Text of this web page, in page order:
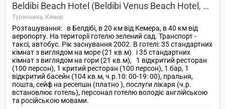
Beldibi Beach Hotel (Beldibi Venus Beach Hotel, Larissa Inn)
Туреччина, Кемер
Розташування: в Белдібі, в 20 км від Кемера, в 40 км від
аеропорту. На території готелю зелений сад. Транспорт -
таксі, автобус. Рік заснування 2002. В готелі: 35 стандартних
кімнат з виглядом на море (21 кв.м) і 35 стандартних
кімнат з виглядом на гори (21 кв.м), 1 відкритий ресторан
(100 персон), 1 критий ресторан (100 персон), 1 бар, 1
відкритий басейн (104 кв.м, ч.р.10: 00-19: 00), пральня,
пошта, сейф на ресепшн (платно ), послуги лікаря (ч.р.
встановлює готель), персонал готелю володіє англійською
та російською мовами.